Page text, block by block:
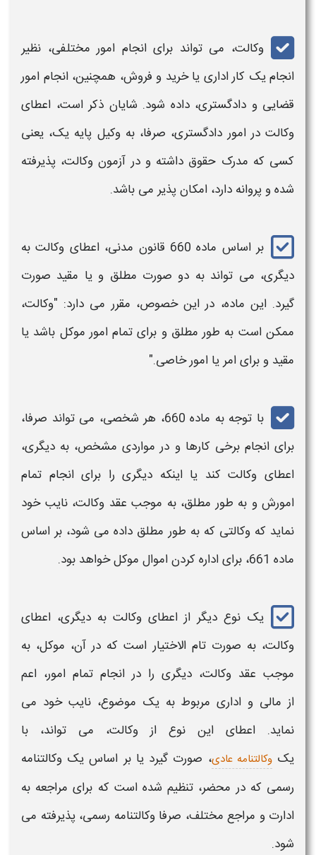
وکالت، می تواند برای انجام امور مختلفی، نظیر
انجام یک کار اداری یا خرید و فروش، همچنین، انجام امور
قضایی و دادگستری، داده شود. شایان ذکر است، اعطای
وکالتدر امور دادگستری، صرفا، بهوکیل پایه یک، یعنی
کسی که مدرک حقوق داشته و در آزمونوکالت، پذیرفته
شده و پروانه دارد، امکان پذیر می باشد.
بر اساس ماده 660 قانون مدنی، اعطای وکالتبه
دیگری، می تواند به دو صورت مطلق و یا مقید صورت
گیرد. این ماده، در این خصوص، مقرر می دارد: "وکالت،
ممکن است به طور مطلق و برای تمام امور موکل باشد یا
مقید و برای امر یا امور خاصی."
با توجه به ماده 660، هر شخصی، می تواند صرفا،
برای انجام برخی کارها و در مواردی مشخص، به دیگری،
اعطای وکالتکند یا اینکه دیگری را برای انجام تمام
امورش و به طور مطلق، به موجب عقد وکالت، نایب خود
نماید کهوکالتی که به طور مطلق داده می شود، بر اساس
ماده 661، برای اداره کردن اموال موکل خواهد بود.
یک نوع دیگر از اعطای وکالت به دیگری، اعطای
وکالت، به صورتتام الاختیار است که در آن، موکل، به
موجب عقد وکالت، دیگری را در انجام تمام امور، اعم
از مالی و اداری مربوط به یک موضوع، نایب خود می
نماید. اعطای این نوع از وکالت، می تواند، با
یکوکالتنامه عادی، صورت گیرد یا بر اساس یک وکالتنامه
رسمی که در محضر، تنظیم شده است که برای مراجعه به
ادارت و مراجع مختلف، صرفا وکالتنامه رسمی، پذیرفته می
شود.